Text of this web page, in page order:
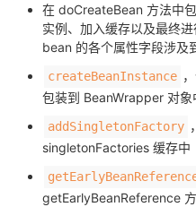
在 doCreateBean 方法中
实例、加入缓存以及最终
bean 的各个属性字段涉及
createBeanInstance
包装到 BeanWrapper 对象
addSingletonFactory
singletonFactories 缓存中
getEarlyBeanReference